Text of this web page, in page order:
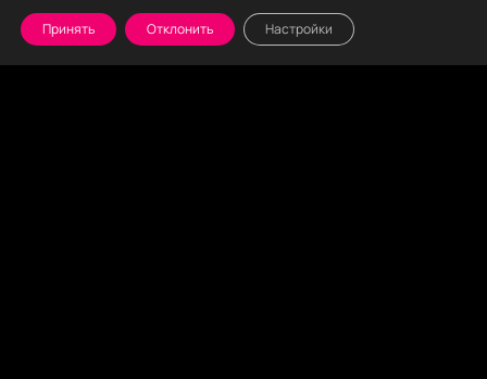
Я согласен сПолитикой конфиденциальностии даю
Принять Отклонить Настройки